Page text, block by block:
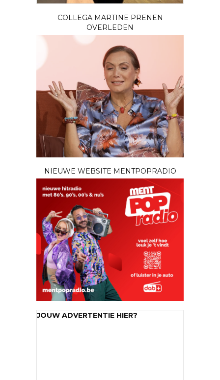
COLLEGA MARTINE PRENEN
OVERLEDEN
NIEUWE WEBSITE MENTPOPRADIO
JOUW ADVERTENTIE HIER?